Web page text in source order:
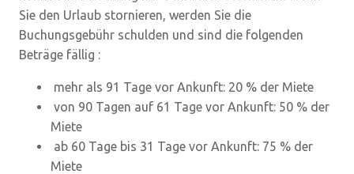
Sie den Urlaub stornieren, werden Sie die
Buchungsgebühr schulden und sind die folgenden
Beträge fällig :
mehr als 91 Tage vor Ankunft: 20 % der Miete
von 90 Tagen auf 61 Tage vor Ankunft: 50 % der
Miete
ab 60 Tage bis 31 Tage vor Ankunft: 75 % der
Miete